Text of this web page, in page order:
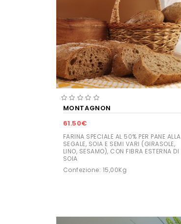
MONTAGNON
61.50€
FARINA SPECIALE AL 50% PER PANE ALLA
SEGALE, SOIA E SEMI VARI (GIRASOLE,
LINO, SESAMO), CON FIBRA ESTERNA DI
SOIA
Confezione: 15,00Kg